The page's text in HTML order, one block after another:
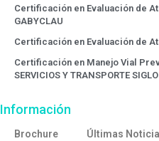
Certificación en Evaluación de
GABYCLAU
Certificación en Evaluación de
Certificación en Manejo Vial
SERVICIOS Y TRANSPORTE
Información
Brochure
Últimas